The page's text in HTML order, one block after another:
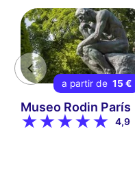
a partir de 15 €
Museo Rodin París
4,9